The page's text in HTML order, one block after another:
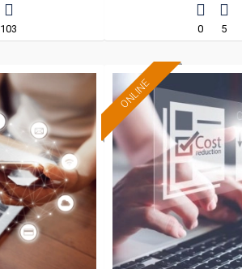
103 0 5
ONLINE